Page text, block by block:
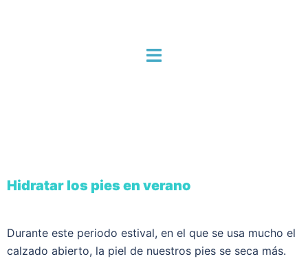
Hidratar los pies en verano
Durante este periodo estival, en el que se usa mucho el
calzado abierto, la piel de nuestros pies se seca más.